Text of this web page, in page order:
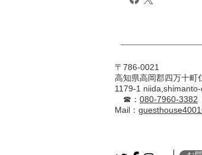
〒786-0021
高知県高岡郡四万十町
1179-1
☎︎： 080-7960-3382
Mail：